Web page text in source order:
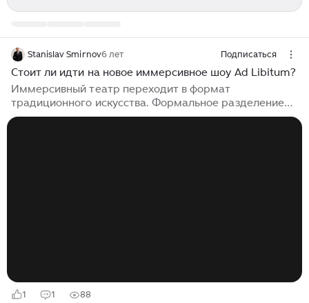
Stanislav Smirnov6 лет Подписаться
Стоит ли идти на новое иммерсивное шоу Ad Libitum?
Иммерсивный театр переходит в формат
традиционного искусства. Формальное разделение
зрительного зала на сцену и зрителей уже устарело, а
1 1 88